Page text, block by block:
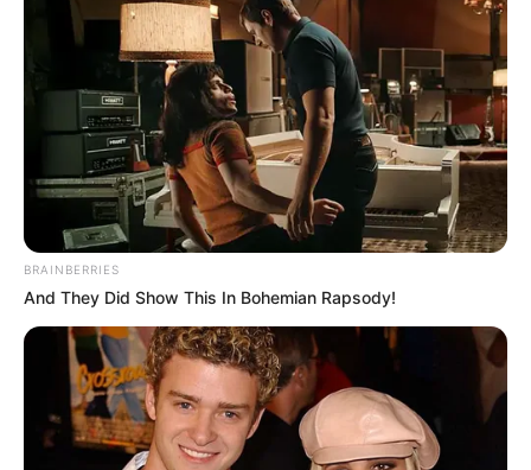
Serem! 9 Chat Ojek Online &
Pelanggan Ini Bikin Auto
Merinding
Bikin Ngakak, 10 Potret
Cosplay Murah Pakai Bahan
Seadanya
BRAINBERRIES
And They Did Show This In Bohemian Rapsody!